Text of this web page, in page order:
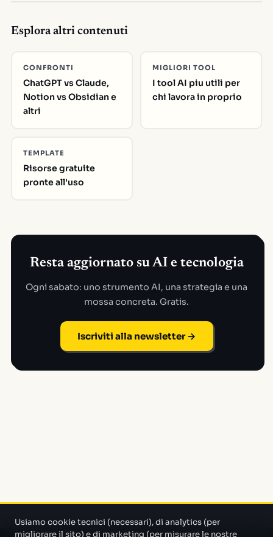
Esplora altri contenuti
CONFRONTI
ChatGPT vs Claude,
Notion vs Obsidian e
altri
MIGLIORI TOOL
I tool AI piu utili per
chi lavora in proprio
TEMPLATE
Risorse gratuite
pronte all'uso
Resta aggiornato su AI e tecnologia
Ogni sabato: uno strumento AI, una strategia e una
mossa concreta. Gratis.
Iscriviti alla newsletter →
Usiamo cookie tecnici (necessari), di analytics (per
migliorare il sito) e di marketing (per misurare le nostre